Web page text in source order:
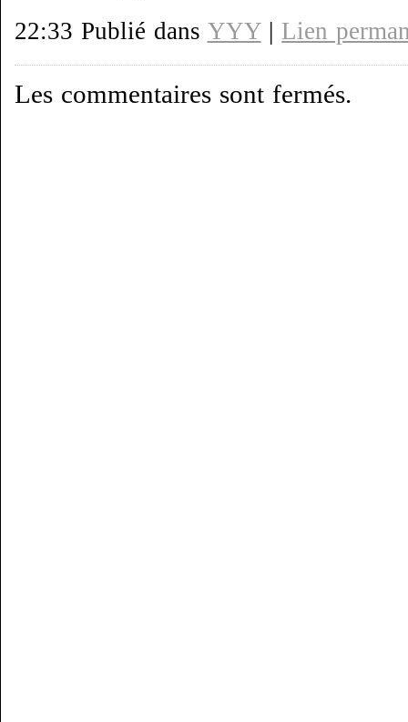
22:33 Publié dans YYY| Lien
Les commentaires sont fermés.